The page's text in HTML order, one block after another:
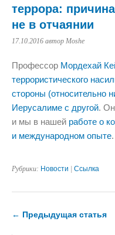
террора:
не в отчаянии
17.10.2016 автор Moshe
Профессор Мордехай
террористического
стороны (относительно
Иерусалиме с другой.
и мы в нашей работе о
и международном опыте.
Рубрики: Новости | Ссылка
← Предыдущая статья